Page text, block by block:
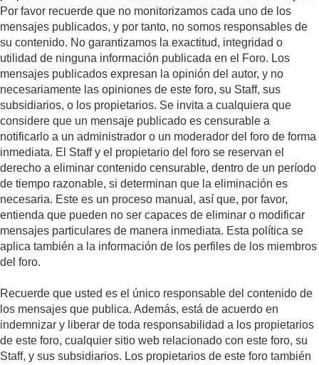
Por favor recuerde que no monitorizamos cada uno de los
mensajes publicados, y por tanto, no somos responsables de
su contenido. No garantizamos la exactitud, integridad o
utilidad de ninguna información publicada en el Foro. Los
mensajes publicados expresan la opinión del autor, y no
necesariamente las opiniones de este foro, su Staff, sus
subsidiarios, o los propietarios. Se invita a cualquiera que
considere que un mensaje publicado es censurable a
notificarlo a un administrador o un moderador del foro de forma
inmediata. El Staff y el propietario del foro se reservan el
derecho a eliminar contenido censurable, dentro de un período
de tiempo razonable, si determinan que la eliminación es
necesaria. Este es un proceso manual, así que, por favor,
entienda que pueden no ser capaces de eliminar o modificar
mensajes particulares de manera inmediata. Esta política se
aplica también a la información de los perfiles de los miembros
del foro.
Recuerde que usted es el único responsable del contenido de
los mensajes que publica. Además, está de acuerdo en
indemnizar y liberar de toda responsabilidad a los propietarios
de este foro, cualquier sitio web relacionado con este foro, su
Staff, y sus subsidiarios. Los propietarios de este foro también